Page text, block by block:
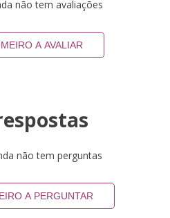
não tem avaliações
A AVALIAR
não tem perguntas
A PERGUNTAR